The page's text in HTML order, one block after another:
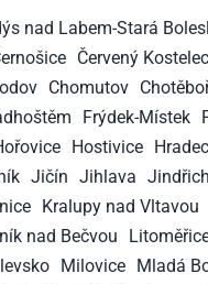
nad Labem-Stará
Červený Kostelec
Chomutov
Frýdek-Místek
Hostivice
Jičín Jihlava
Kralupy nad Vltavou
nad Bečvou
Milovice Mladá